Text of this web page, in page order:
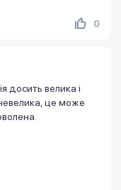
0
досить велика і
це може